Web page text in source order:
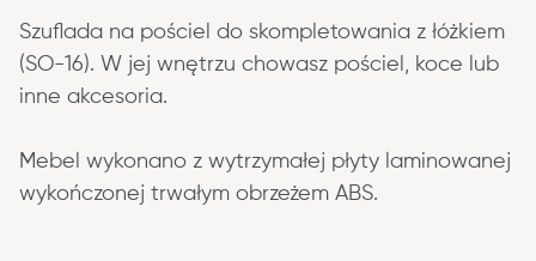
Szuflada na pościel do skompletowania z łóżkiem
(SO-16). W jej wnętrzu chowasz pościel, koce lub
inne akcesoria.
Mebel wykonano z wytrzymałej płyty laminowanej
wykończonej trwałym obrzeżem ABS.